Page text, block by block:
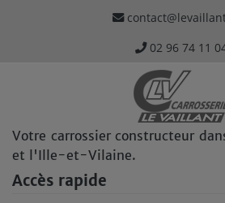
02 96 74 11
Votre carrossier constructeur
et l'Ille-et-Vilaine.
Accès rapide